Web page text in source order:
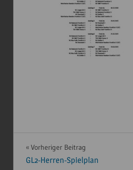
Beitragsnavigation
Vorheriger Beitrag
GL2-Herren-Spielplan